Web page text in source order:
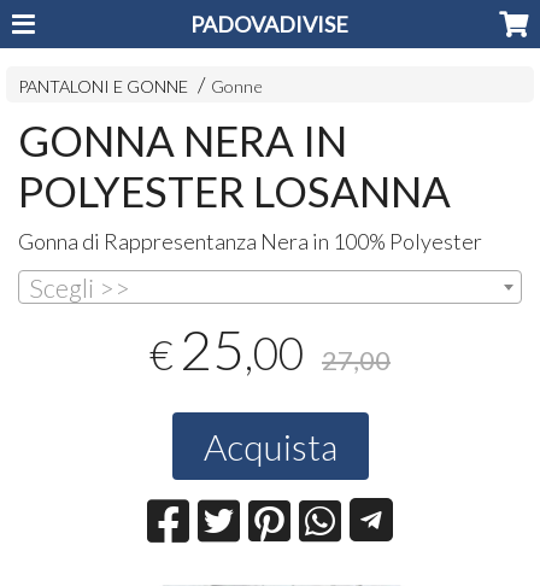
PADOVADIVISE
PANTALONI E GONNE Gonne
GONNA NERA IN
POLYESTER LOSANNA
Gonna di Rappresentanza Nera in 100% Polyester
Scegli >>
€ 25,00 27,00
Acquista